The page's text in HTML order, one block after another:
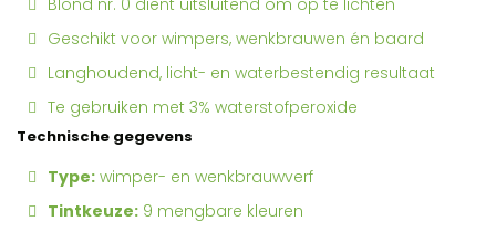
Geschikt voor wimpers, wenkbrauwen én baard
Langhoudend, licht- en waterbestendig resultaat
Te gebruiken met 3% waterstofperoxide
Technische gegevens
Type: wimper- en wenkbrauwverf
Tintkeuze: 9 mengbare kleuren